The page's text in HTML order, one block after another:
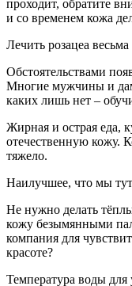
проходит, обратите
и со временем кожа
Лечить розацеа
Обстоятельствами
Многие мужчины и
каких лишь нет –
Жирная и острая еда,
отечественную кожу.
тяжело.
Наилучшее, что мы тут
Не нужно делать
кожу безымянными
компания для
красоте?
Температура воды